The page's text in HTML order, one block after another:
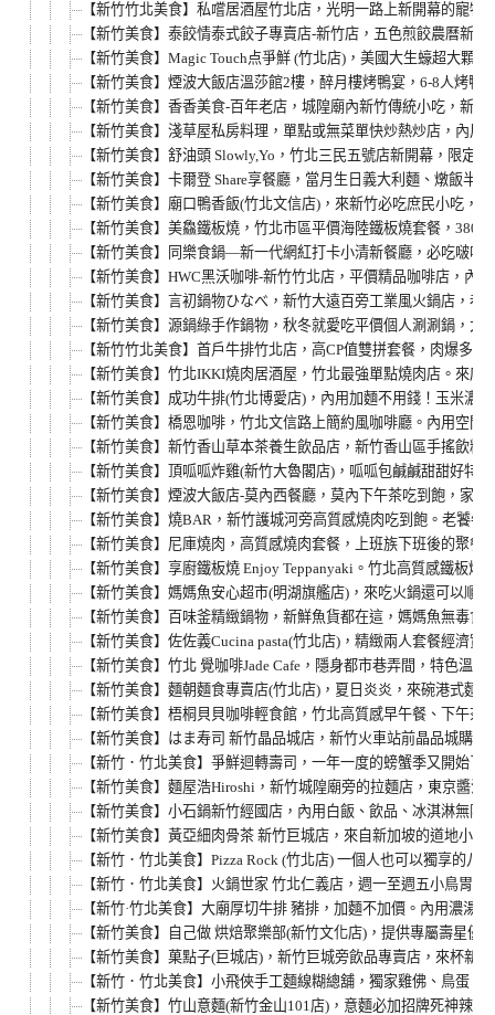
【新竹竹北美食】私嚐居酒屋竹北店，光明一路上新開幕的寵
【新竹美食】泰餃情泰式餃子專賣店-新竹店，五色煎餃農曆新
【新竹美食】Magic Touch点爭鮮 (竹北店)，美國大生蠔超大
【新竹美食】煙波大飯店溫莎館2樓，醉月樓烤鴨宴，6-8人烤
【新竹美食】香香美食-百年老店，城隍廟內新竹傳統小吃，新
【新竹美食】淺草屋私房料理，單點或無菜單快炒熱炒店，內
【新竹美食】舒油頭 Slowly,Yo，竹北三民五號店新開幕，限
【新竹美食】卡爾登 Share享餐廳，當月生日義大利麵、燉飯
【新竹美食】廟口鴨香飯(竹北文信店)，來新竹必吃庶民小吃
【新竹美食】美鱻鐵板燒，竹北市區平價海陸鐵板燒套餐，
【新竹美食】同樂食鍋—新一代網紅打卡小清新餐廳，必吃啵
【新竹美食】HWC黑沃咖啡-新竹竹北店，平價精品咖啡店，
【新竹美食】言初鍋物ひなべ，新竹大遠百旁工業風火鍋店，
【新竹美食】源鍋綠手作鍋物，秋冬就愛吃平價個人涮涮鍋，
【新竹竹北美食】首戶牛排竹北店，高CP值雙拼套餐，肉爆多
【新竹美食】竹北IKKI燒肉居酒屋，竹北最強單點燒肉店。來
【新竹美食】成功牛排(竹北博愛店)，內用加麵不用錢！玉米
【新竹美食】橋恩咖啡，竹北文信路上簡約風咖啡廳。內用空
【新竹美食】新竹香山草本茶養生飲品店，新竹香山區手搖飲
【新竹美食】頂呱呱炸雞(新竹大魯閣店)，呱呱包鹹鹹甜甜好
【新竹美食】煙波大飯店-莫內西餐廳，莫內下午茶吃到飽，家
【新竹美食】燒BAR，新竹護城河旁高質感燒肉吃到飽。老饕
【新竹美食】尼庫燒肉，高質感燒肉套餐，上班族下班後的聚
【新竹美食】享廚鐵板燒 Enjoy Teppanyaki。竹北高質感鐵板
【新竹美食】媽媽魚安心超市(明湖旗艦店)，來吃火鍋還可以
【新竹美食】百味釜精緻鍋物，新鮮魚貨都在這，媽媽魚無毒
【新竹美食】佐佐義Cucina pasta(竹北店)，精緻兩人套餐經濟
【新竹美食】竹北 覺咖啡Jade Cafe，隱身都市巷弄間，特色
【新竹美食】麵朝麵食專賣店(竹北店)，夏日炎炎，來碗港式
【新竹美食】梧桐貝貝咖啡輕食館，竹北高質感早午餐、下午
【新竹美食】はま寿司 新竹晶品城店，新竹火車站前晶品城購
【新竹．竹北美食】爭鮮迴轉壽司，一年一度的螃蟹季又開始
【新竹美食】麵屋浩Hiroshi，新竹城隍廟旁的拉麵店，東京醬
【新竹美食】小石鍋新竹經國店，內用白飯、飲品、冰淇淋無
【新竹美食】黃亞細肉骨茶 新竹巨城店，來自新加坡的道地小
【新竹．竹北美食】Pizza Rock (竹北店) 一個人也可以獨享的
【新竹．竹北美食】火鍋世家 竹北仁義店，週一至週五小鳥胃
【新竹·竹北美食】大廟厚切牛排 豬排，加麵不加價。內用濃
【新竹美食】自己做 烘焙聚樂部(新竹文化店)，提供專屬壽星
【新竹美食】菓點子(巨城店)，新竹巨城旁飲品專賣店，來杯新
【新竹．竹北美食】小飛俠手工麵線糊總舖，獨家雞佛、鳥蛋
【新竹美食】竹山意麵(新竹金山101店)，意麵必加招牌死神辣